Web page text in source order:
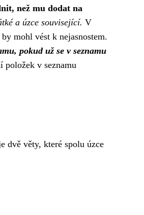
než mu dodat na
a úzce související. V
mohl vést k nejasnostem.
pokud už se v seznamu
položek v seznamu
dvě věty, které spolu úzce